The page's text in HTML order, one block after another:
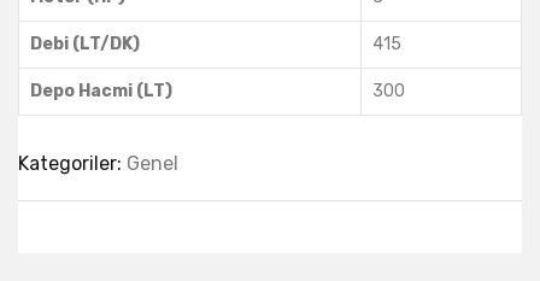
Debi (LT/DK) 415
Depo Hacmi (LT) 300
Kategoriler: Genel